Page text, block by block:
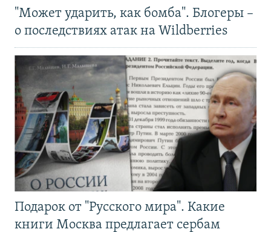
"Может ударить, как бомба". Блогеры –
о последствиях атак на Wildberries
Подарок от "Русского мира". Какие
книги Москва предлагает сербам